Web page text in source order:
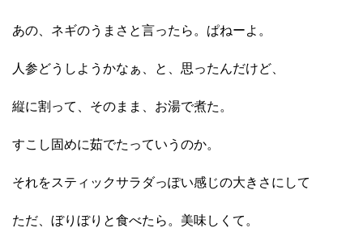
あの、ネギのうまさと言ったら。ぱねーよ。
人参どうしようかなぁ、と、思ったんだけど、
縦に割って、そのまま、お湯で煮た。
すこし固めに茹でたっていうのか。
それをスティックサラダっぽい感じの大きさにして
ただ、ぼりぼりと食べたら。美味しくて。